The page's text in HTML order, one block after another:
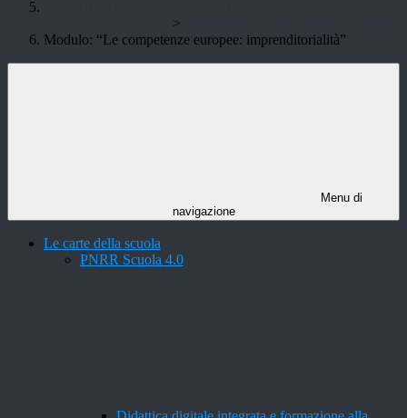
>
Modulo: “Le competenze europee: imprenditorialità”
Menu di
navigazione
Le carte della scuola
PNRR Scuola 4.0